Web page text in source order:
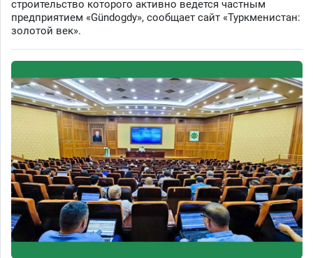
строительство которого активно ведется частным
предприятием «Gündogdy», сообщает сайт «Туркменистан:
золотой век».